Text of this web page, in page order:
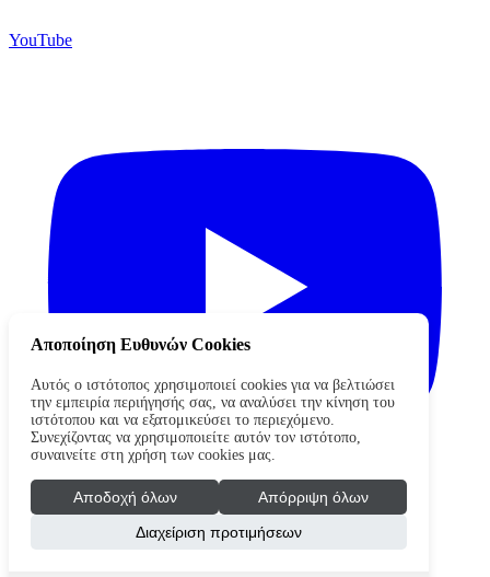
YouTube
Αποποίηση Ευθυνών Cookies
Αυτός ο ιστότοπος χρησιμοποιεί cookies για να βελτιώσει
την εμπειρία περιήγησής σας, να αναλύσει την κίνηση του
ιστότοπου και να εξατομικεύσει το περιεχόμενο.
Συνεχίζοντας να χρησιμοποιείτε αυτόν τον ιστότοπο,
συναινείτε στη χρήση των cookies μας.
Αποδοχή όλων
Απόρριψη όλων
Διαχείριση προτιμήσεων